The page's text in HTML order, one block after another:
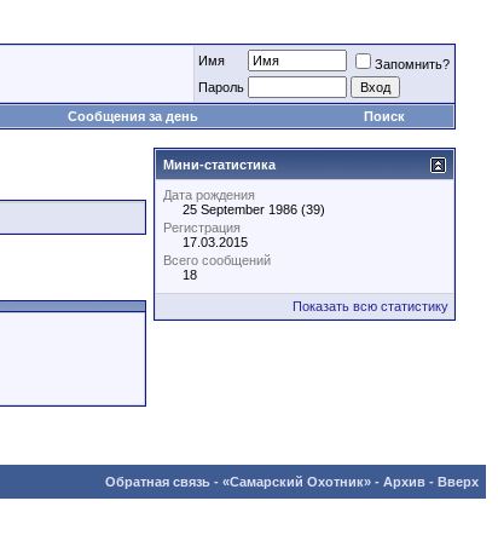
Имя
Запомнить?
Пароль
Сообщения за день Поиск
Мини-статистика
Дата рождения
25 September 1986 (39)
Регистрация
17.03.2015
Всего сообщений
18
Показать всю статистику
Обратная связь - «Самарский Охотник» - Архив - Вверх